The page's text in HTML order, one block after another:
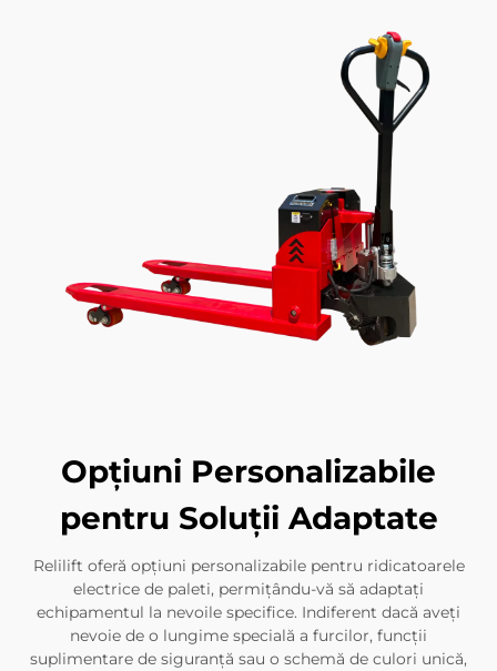
Opțiuni Personalizabile
pentru Soluții Adaptate
Relilift oferă opțiuni personalizabile pentru ridicatoarele
electrice de paleti, permițându-vă să adaptați
echipamentul la nevoile specifice. Indiferent dacă aveți
nevoie de o lungime specială a furcilor, funcții
suplimentare de siguranță sau o schemă de culori unică,